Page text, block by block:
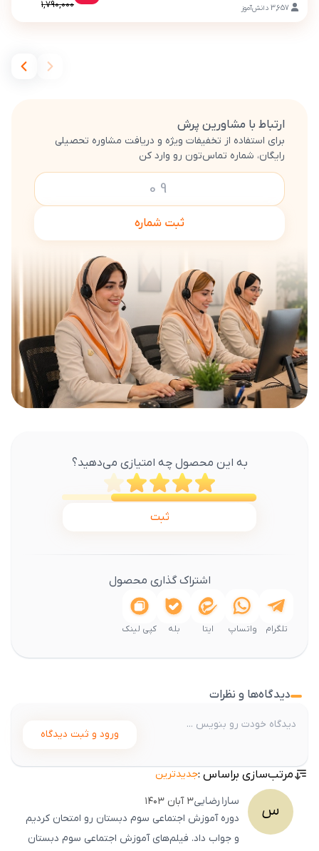
3,657 دانش‌آموز 1,790,000
ارتباط با مشاورین پرش
برای استفاده از تخفیفات ویژه و دریافت مشاوره تحصیلی
رایگان، شماره تماس‌تون رو وارد کن
ثبت شماره
به این محصول چه امتیازی می‌دهید؟
ثبت
اشتراک گذاری محصول
تلگرام واتساپ ایتا بله کپی لینک
دیدگاه‌ها و نظرات
ورود و ثبت دیدگاه
مرتب‌سازی براساس :جدیدترین
س سارارضایی۳ آبان ۱۴۰۳
دوره آموزش اجتماعی سوم دبستان رو امتحان کردیم
و جواب داد. فیلم‌های آموزش اجتماعی سوم دبستان